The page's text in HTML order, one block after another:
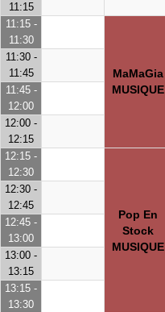
11:15
11:15 -
11:30
MaMaGia
MUSIQUE
11:30 -
11:45
11:45 -
12:00
12:00 -
12:15
12:15 -
12:30
Pop En
Stock
MUSIQUE
12:30 -
12:45
12:45 -
13:00
13:00 -
13:15
13:15 -
13:30